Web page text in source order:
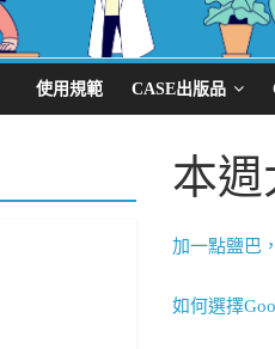
使用規範 CASE出版品
本週
加一點鹽巴
如何選擇